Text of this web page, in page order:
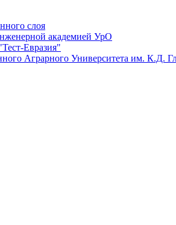
слоя
академией УрО
Евразия"
Аграрного Университета им. К.Д.